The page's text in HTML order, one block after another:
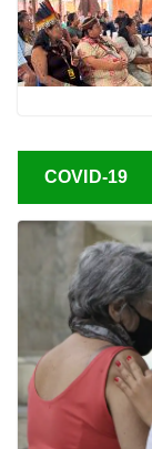
COVID-19